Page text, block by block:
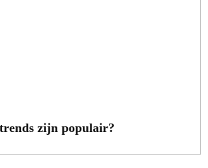
zijn populair?